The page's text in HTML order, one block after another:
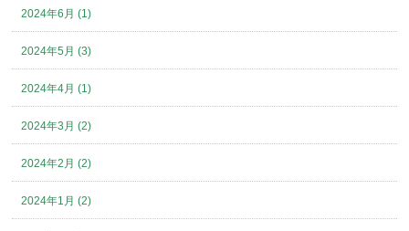
2024年6月 (1)
2024年5月 (3)
2024年4月 (1)
2024年3月 (2)
2024年2月 (2)
2024年1月 (2)